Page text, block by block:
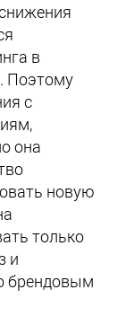
в
Поэтому
с
она
новую
только
и
брендовым